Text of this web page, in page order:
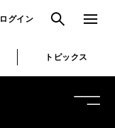
ログイン 検索 メニュ
トピックス